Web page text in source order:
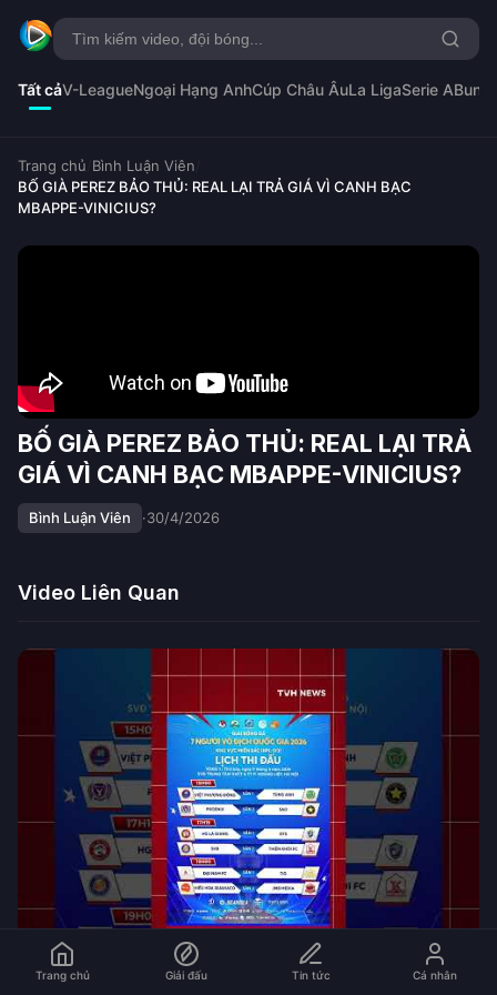
Tất cảV-LeagueNgoại Hạng AnhCúp Châu ÂuLa LigaSerie A
Trang chủ Bình Luận Viên
BỐ GIÀ PEREZ BẢO THỦ: REAL LẠI TRẢ GIÁ VÌ CANH BẠC
MBAPPE-VINICIUS?
BỐ GIÀ PEREZ BẢO THỦ: REAL LẠI TRẢ
GIÁ VÌ CANH BẠC MBAPPE-VINICIUS?
Bình Luận Viên ·30/4/2026
Video Liên Quan
05:30
Trang chủ Giải đấu Tin tức Cá nhân